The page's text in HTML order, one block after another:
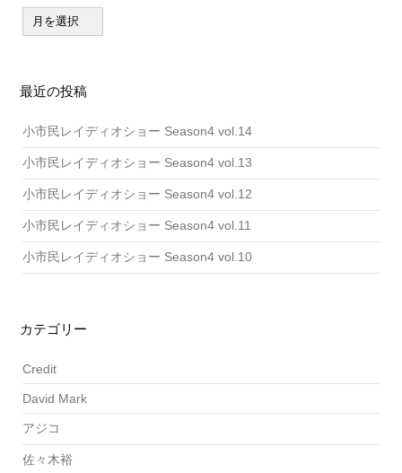
ー
最近の投稿
小市民レイディオショー Season4 vol.14
小市民レイディオショー Season4 vol.13
小市民レイディオショー Season4 vol.12
小市民レイディオショー Season4 vol.11
小市民レイディオショー Season4 vol.10
カテゴリー
Credit
David Mark
アジコ
佐々木裕